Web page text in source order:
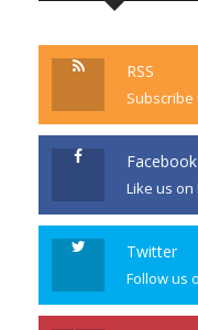
RSS
Subscribe
Facebook
Like us on
Twitter
Follow us